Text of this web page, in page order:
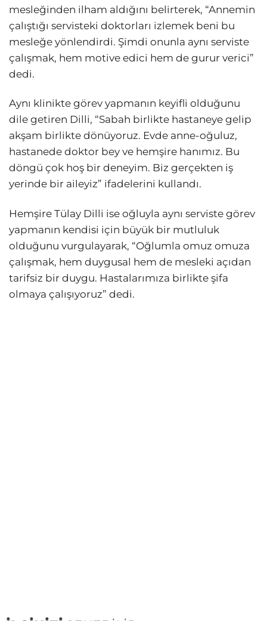
mesleğinden ilham aldığını belirterek, “Annemin
çalıştığı servisteki doktorları izlemek beni bu
mesleğe yönlendirdi. Şimdi onunla aynı serviste
çalışmak, hem motive edici hem de gurur verici”
dedi.
Aynı klinikte görev yapmanın keyifli olduğunu
dile getiren Dilli, “Sabah birlikte hastaneye gelip
akşam birlikte dönüyoruz. Evde anne-oğuluz,
hastanede doktor bey ve hemşire hanımız. Bu
döngü çok hoş bir deneyim. Biz gerçekten iş
yerinde bir aileyiz” ifadelerini kullandı.
Hemşire Tülay Dilli ise oğluyla aynı serviste görev
yapmanın kendisi için büyük bir mutluluk
olduğunu vurgulayarak, “Oğlumla omuz omuza
çalışmak, hem duygusal hem de mesleki açıdan
tarifsiz bir duygu. Hastalarımıza birlikte şifa
olmaya çalışıyoruz” dedi.